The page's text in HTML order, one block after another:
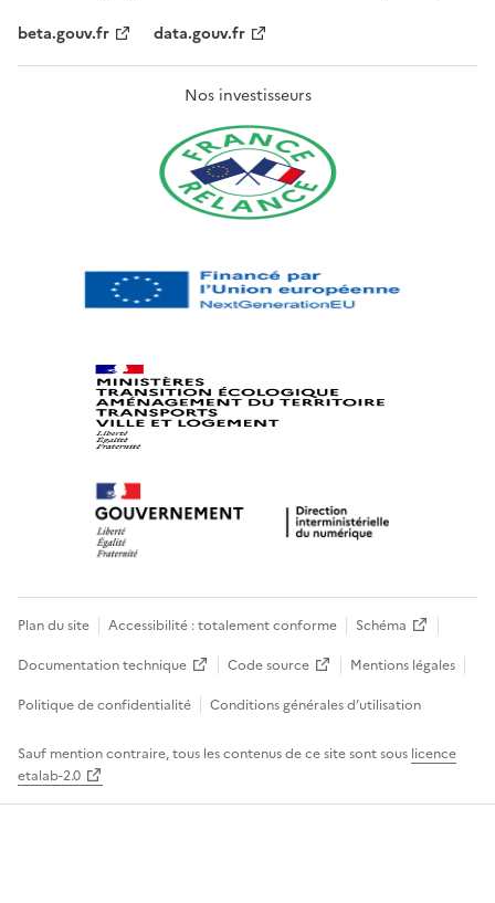
beta.gouv.fr
data.gouv.fr
Nos investisseurs
Plan du site Accessibilité : totalement conforme
Schéma
Documentation technique
Code source
Mentions légales
Politique de confidentialité
Conditions générales d’utilisation
Sauf mention contraire, tous les contenus de ce site sont sous licence
etalab-2.0